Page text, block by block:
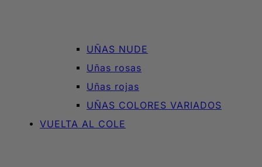
UÑAS NUDE
Uñas rosas
Uñas rojas
UÑAS COLORES VARIADOS
VUELTA AL COLE